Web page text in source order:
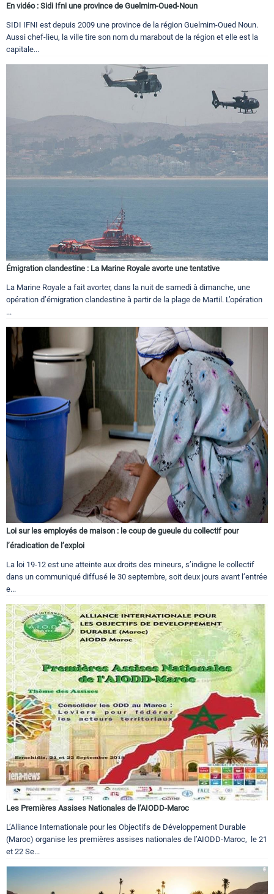
En vidéo : Sidi Ifni une province de Guelmim-Oued-Noun
SIDI IFNI est depuis 2009 une province de la région Guelmim-Oued Noun.
Aussi chef-lieu, la ville tire son nom du marabout de la région et elle est la
capitale...
Émigration clandestine : La Marine Royale avorte une tentative
La Marine Royale a fait avorter, dans la nuit de samedi à dimanche, une
opération d’émigration clandestine à partir de la plage de Martil. L’opération
...
Loi sur les employés de maison : le coup de gueule du collectif pour
l’éradication de l’exploi
La loi 19-12 est une atteinte aux droits des mineurs, s’indigne le collectif
dans un communiqué diffusé le 30 septembre, soit deux jours avant l’entrée
e...
Les Premières Assises Nationales de l’AIODD-Maroc
L’Alliance Internationale pour les Objectifs de Développement Durable
(Maroc) organise les premières assises nationales de l’AIODD-Maroc, le 21
et 22 Se...